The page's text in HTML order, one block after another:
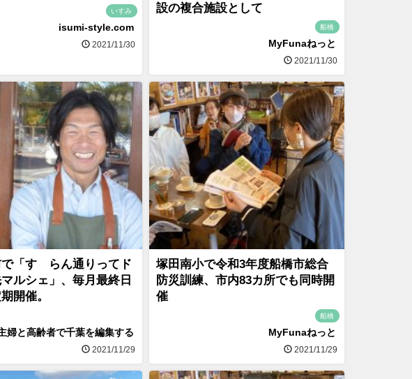
いすみ
isumi-style.com
2021/11/30
設の複合施設として
船橋
MyFunaねっと
2021/11/30
「すゞらん通りってド
ルシェ」、毎月最終日
開催。
婦と高齢者で千葉を編集する
2021/11/29
塚田南小で令和3年度船橋市総合
防災訓練、市内83カ所でも同時開
催
船橋
MyFunaねっと
2021/11/29